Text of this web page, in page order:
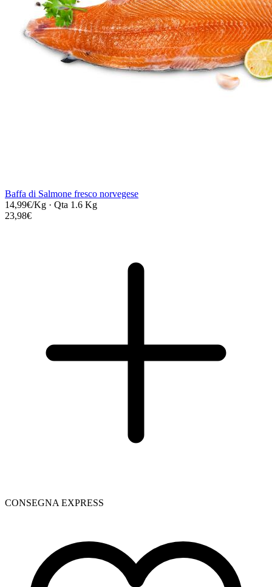
Baffa di Salmone fresco norvegese
14,99€/Kg · Qta 1.6 Kg
23,98€
CONSEGNA EXPRESS